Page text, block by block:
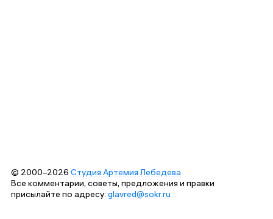
© 2000–2026 Студия Артемия Лебедева
Все комментарии, советы, предложения и правки
присылайте по адресу: glavred@sokr.ru